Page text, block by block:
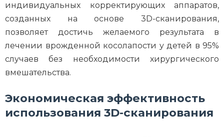
индивидуальных корректирующих аппаратов,
созданных на основе 3D-сканирования,
позволяет достичь желаемого результата в
лечении врожденной косолапости у детей в 95%
случаев без необходимости хирургического
вмешательства.
Экономическая эффективность
использования 3D-сканирования